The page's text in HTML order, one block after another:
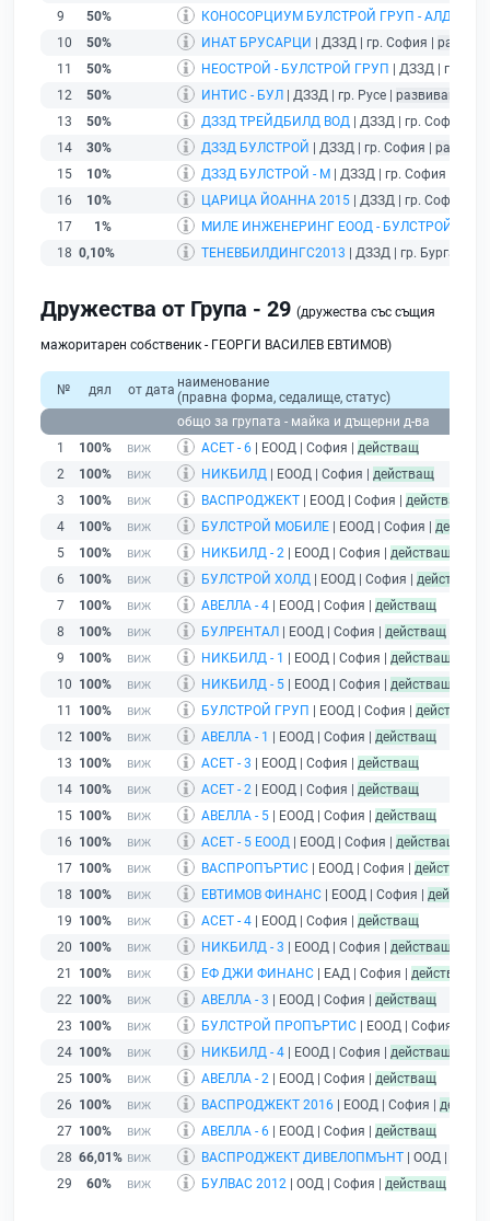
9
50%
КОНОСОРЦИУМ БУЛСТРОЙ ГРУП - АЛДИ
10
50% ИНАТ БРУСАРЦИ | ДЗЗД | гр. София |
11
50% НЕОСТРОЙ - БУЛСТРОЙ ГРУП
| ДЗЗД | гр.
12
50% ИНТИС - БУЛ | ДЗЗД | гр. Русе | развиващ
13
50% ДЗЗД ТРЕЙДБИЛД ВОД | ДЗЗД | гр. София |
14
30% ДЗЗД БУЛСТРОЙ | ДЗЗД | гр. София |
15
10% ДЗЗД БУЛСТРОЙ - М | ДЗЗД | гр. София |
16
10% ЦАРИЦА ЙОАННА 2015 | ДЗЗД | гр. София |
17
1%
МИЛЕ ИНЖЕНЕРИНГ ЕООД - БУЛСТРОЙ ГРУП
18 0,10% ТЕНЕВБИЛДИНГС2013 | ДЗЗД | гр. Бургас |
Дружества от Група - 29 (дружества със същия
мажоритарен собственик - ГЕОРГИ ВАСИЛЕВ ЕВТИМОВ)
№ дял от дата наименование
(правна форма, седалище, статус)
общо за групата - майка и дъщерни д-ва
1
100% АСЕТ - 6 | ЕООД | София | действащ
2
100% НИКБИЛД | ЕООД | София | действащ
3
100% ВАСПРОДЖЕКТ | ЕООД | София | действащ
4
100% БУЛСТРОЙ МОБИЛЕ | ЕООД | София |
5
100% НИКБИЛД - 2 | ЕООД | София | действащ
6
100% БУЛСТРОЙ ХОЛД | ЕООД | София | действащ
7
100% АВЕЛЛА - 4 | ЕООД | София | действащ
8
100% БУЛРЕНТАЛ | ЕООД | София | действащ
9
100% НИКБИЛД - 1 | ЕООД | София | действащ
10 100% НИКБИЛД - 5 | ЕООД | София | действащ
11
100% БУЛСТРОЙ ГРУП | ЕООД | София | действащ
12 100% АВЕЛЛА - 1 | ЕООД | София | действащ
13 100% АСЕТ - 3 | ЕООД | София | действащ
14 100% АСЕТ - 2 | ЕООД | София | действащ
15 100% АВЕЛЛА - 5 | ЕООД | София | действащ
16 100% АСЕТ - 5 ЕООД | ЕООД | София | действащ
17 100% ВАСПРОПЪРТИС | ЕООД | София | действащ
18 100% ЕВТИМОВ ФИНАНС | ЕООД | София | действащ
19 100% АСЕТ - 4 | ЕООД | София | действащ
20 100% НИКБИЛД - 3 | ЕООД | София | действащ
21
100% ЕФ ДЖИ ФИНАНС | ЕАД | София | действащ
22 100% АВЕЛЛА - 3 | ЕООД | София | действащ
23 100% БУЛСТРОЙ ПРОПЪРТИС | ЕООД | София |
24 100% НИКБИЛД - 4 | ЕООД | София | действащ
25 100% АВЕЛЛА - 2 | ЕООД | София | действащ
26 100% ВАСПРОДЖЕКТ 2016 | ЕООД | София |
27 100% АВЕЛЛА - 6 | ЕООД | София | действащ
28 66,01% ВАСПРОДЖЕКТ ДИВЕЛОПМЪНТ | ООД |
29
60% БУЛВАС 2012 | ООД | София | действащ